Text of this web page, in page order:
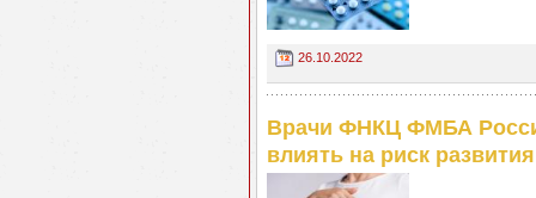
26.10.2022
Врачи ФНКЦ ФМБА
влиять на риск